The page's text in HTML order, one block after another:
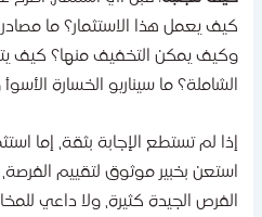
يعمل هذا الاستثمار؟ ما مصادر
يمكن التخفيف منها؟ كيف
ما سيناريو الخسارة الأسوأ
لم تستطع الإجابة بثقة، إما استثمر
بخبير موثوق لتقييم الفرصة، أو
الجيدة كثيرة، ولا داعي